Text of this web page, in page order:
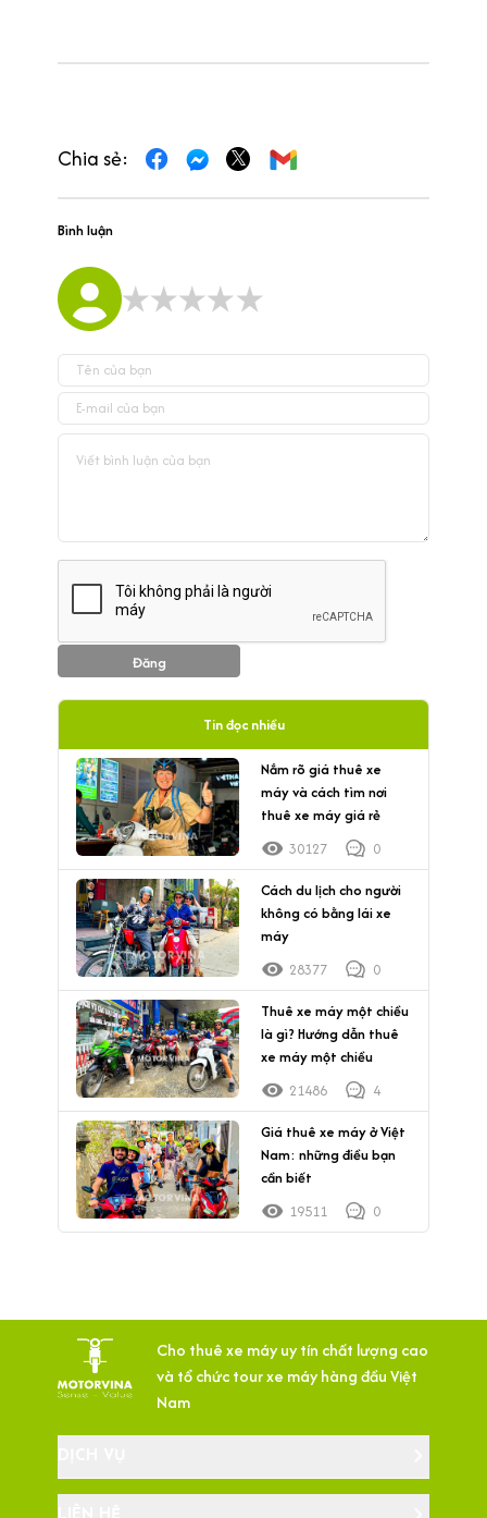
Chia sẻ:
Bình luận
Đăng
Tin đọc nhiều
Nắm rõ giá thuê xe
máy và cách tìm nơi
thuê xe máy giá rẻ
30127
0
Cách du lịch cho người
không có bằng lái xe
máy
28377
0
Thuê xe máy một chiều
là gì? Hướng dẫn thuê
xe máy một chiều
21486
4
Giá thuê xe máy ở Việt
Nam: những điều bạn
cần biết
19511
0
Cho thuê xe máy uy tín chất lượng cao
và tổ chức tour xe máy hàng đầu Việt
Nam